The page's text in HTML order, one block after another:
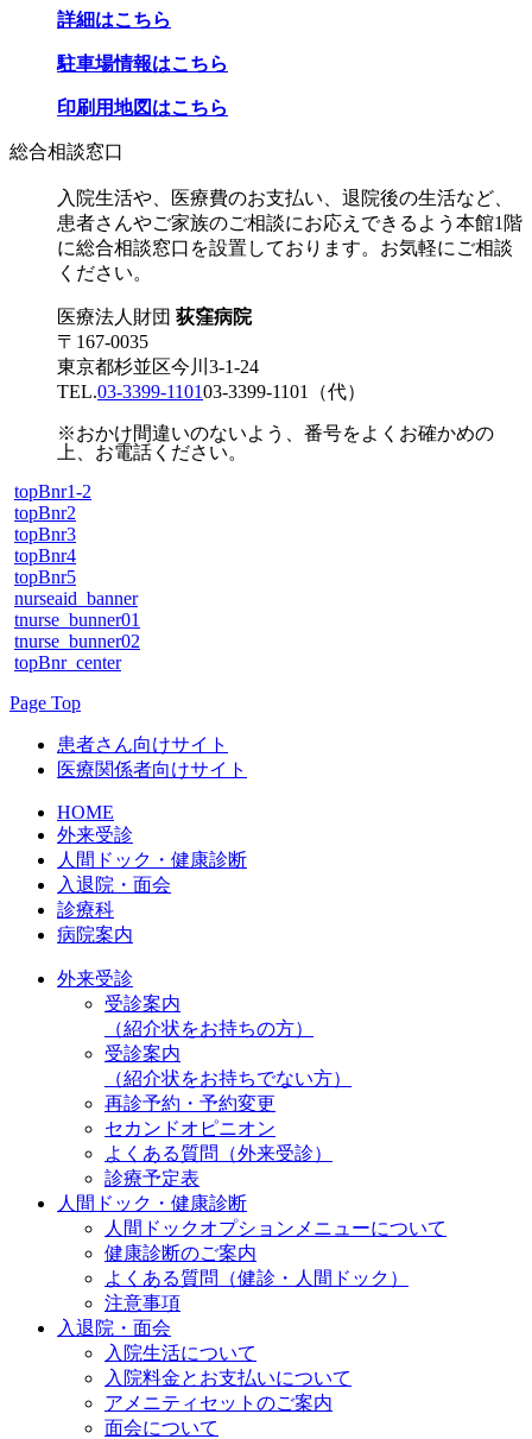
詳細はこちら
駐車場情報はこちら
印刷用地図はこちら
総合相談窓口
入院生活や、医療費のお支払い、退院後の生活など、
患者さんやご家族のご相談にお応えできるよう本館1階
に総合相談窓口を設置しております。お気軽にご相談
ください。
医療法人財団 荻窪病院
〒167-0035
東京都杉並区今川3-1-24
TEL.03-3399-110103-3399-1101 （代）
※おかけ間違いのないよう、番号をよくお確かめの
上、お電話ください。
topBnr1-2
topBnr2
topBnr3
topBnr4
topBnr5
nurseaid_banner
tnurse_bunner01
tnurse_bunner02
topBnr_center
Page Top
患者さん向けサイト
医療関係者向けサイト
HOME
外来受診
人間ドック・健康診断
入退院・面会
診療科
病院案内
外来受診
受診案内
（紹介状をお持ちの方）
受診案内
（紹介状をお持ちでない方）
再診予約・予約変更
セカンドオピニオン
よくある質問（外来受診）
診療予定表
人間ドック・健康診断
人間ドックオプションメニューについて
健康診断のご案内
よくある質問（健診・人間ドック）
注意事項
入退院・面会
入院生活について
入院料金とお支払いについて
アメニティセットのご案内
面会について